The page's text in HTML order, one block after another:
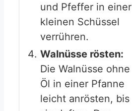
und Pfeffer in einer
kleinen Schüssel
verrühren.
Walnüsse rösten:
Die Walnüsse ohne
Öl in einer Pfanne
leicht anrösten, bis